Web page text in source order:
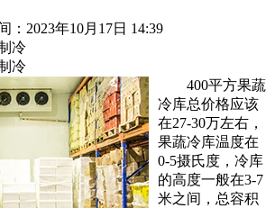
：2023年10月17日 14:39
冷
冷
400平方果蔬
冷库总价格应该
在27-30万左右，
果蔬冷库温度在
0-5摄氏度，冷库
的高度一般在3-7
米之间，总容积